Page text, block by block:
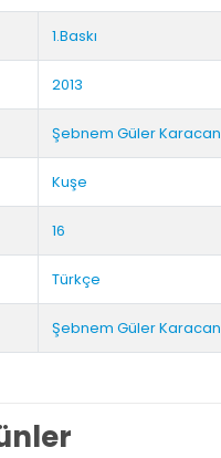
1.Baskı
2013
Şebnem Güler Karacan
Kuşe
16
Türkçe
Şebnem Güler Karacan